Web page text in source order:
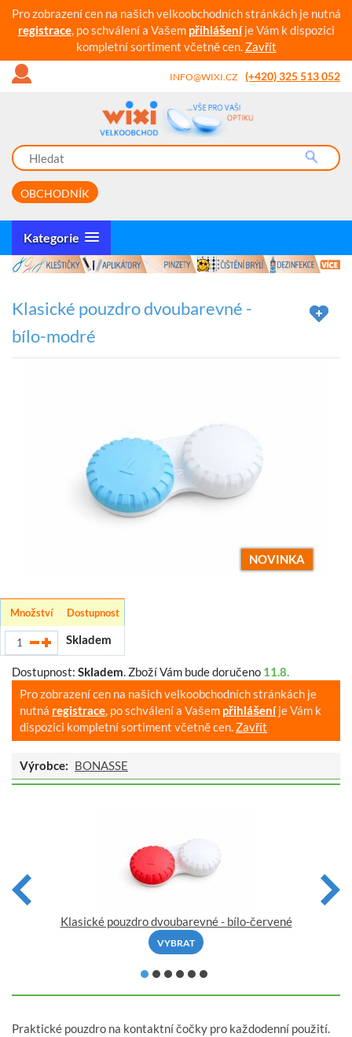
Pro zobrazení cen na našich velkoobchodních stránkách je nutná
registrace, po schválení a Vašem přihlášeníje Vám k dispozici
kompletní sortiment včetně cen. Zavřít
INFO@WIXI.CZ (+420) 325 513 052
OBCHODNÍK
Kategorie
Klasické pouzdro dvoubarevné -
bílo-modré
NOVINKA
Množství Dostupnost
Skladem
Dostupnost: Skladem. Zboží Vám bude doručeno 11.8.
Pro zobrazení cen na našich velkoobchodních stránkách je
nutná registrace, po schválení a Vašem přihlášeníje Vám k
dispozici kompletní sortiment včetně cen. Zavřít
Výrobce: BONASSE
Klasické pouzdro dvoubarevné - bílo-červené
VYBRAT
Praktické pouzdro na kontaktní čočky pro každodenní použití.